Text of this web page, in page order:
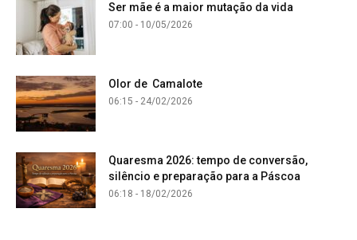
Ser mãe é a maior mutação da vida
07:00 - 10/05/2026
Olor de Camalote
06:15 - 24/02/2026
Quaresma 2026: tempo de conversão,
silêncio e preparação para a Páscoa
06:18 - 18/02/2026